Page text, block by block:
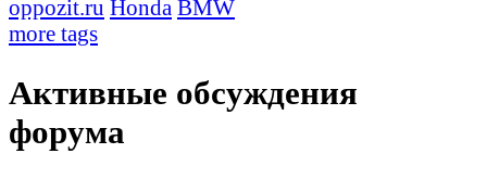
oppozit.ru Honda BMW
more tags
Активные обсуждения
форума